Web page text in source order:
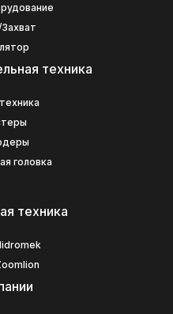
техника
головка
техника